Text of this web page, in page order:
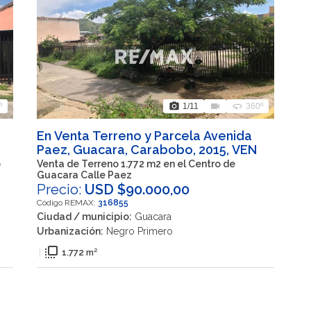
photo_camera 1/11 videocam 360 360º
En Venta Terreno y Parcela Avenida
Paez, Guacara, Carabobo, 2015, VEN
Venta de Terreno 1.772 m2 en el Centro de
Guacara Calle Paez
Precio: USD $90.000,00
Código REMAX: 316855
Ciudad / municipio: Guacara
Urbanización: Negro Primero
flip_to_front 1.772 m²